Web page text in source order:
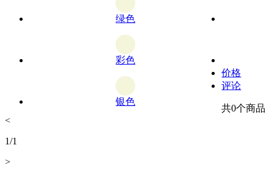
绿色
彩色
银色
价格
评论
共0个商品
<
1/1
>